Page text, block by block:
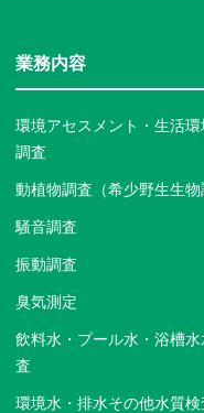
業務内容
環境アセスメント・生活
調査
動植物調査（希少野生生物
騒音調査
振動調査
臭気測定
飲料水・プール水・浴槽水
査
環境水・排水その他水質